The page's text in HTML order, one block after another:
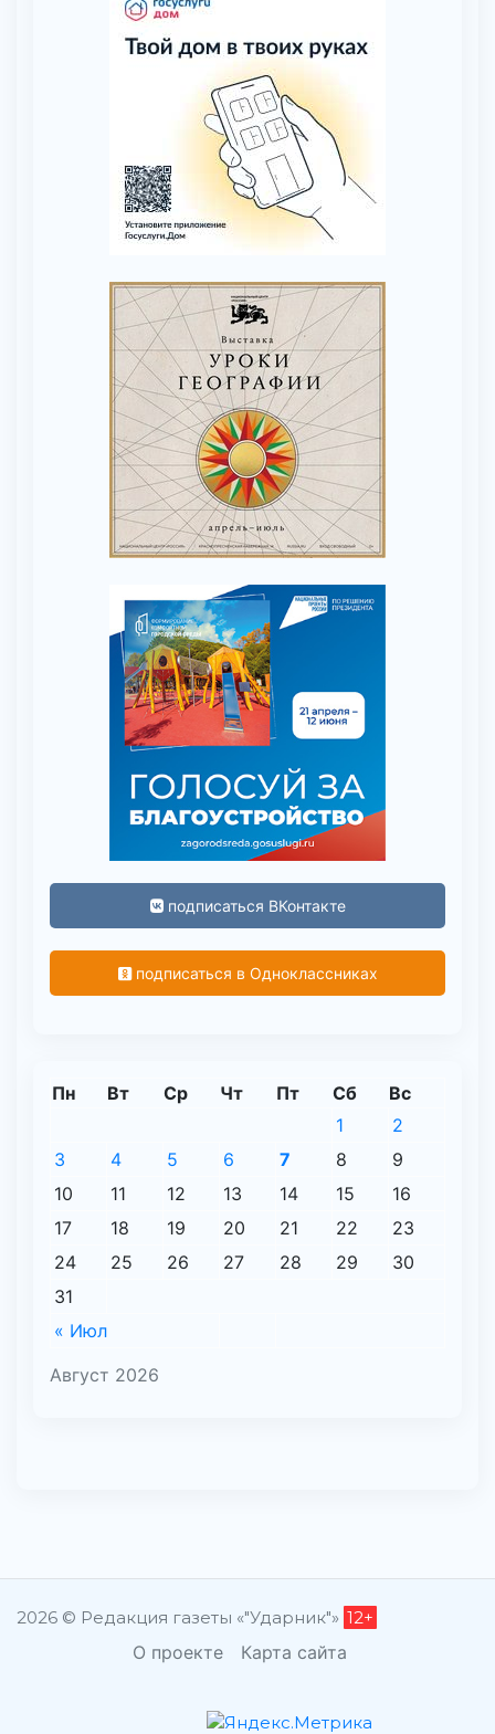
подписаться ВКонтакте
подписаться в Одноклассниках
Август 2026
Пн Вт Ср Чт Пт Сб Вс
« Июл
1
2
3
4 5 6 7 8
9
10
11 12 13 14 15
16
17
18 19 20 21 22
23
24
25 26 27 28 29
30
31
2026 © Редакция газеты «"Ударник"» 12+
О проекте Карта сайта